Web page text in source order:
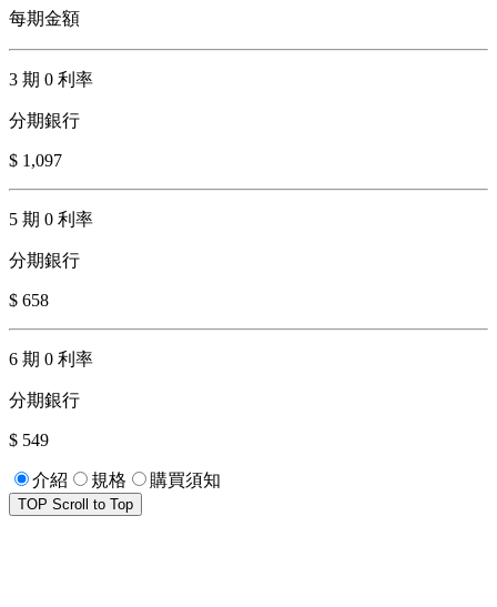
每期金額
3 期 0 利率
分期銀行
$ 1,097
5 期 0 利率
分期銀行
$ 658
6 期 0 利率
分期銀行
$ 549
介紹 規格 購買須知
TOP Scroll to Top